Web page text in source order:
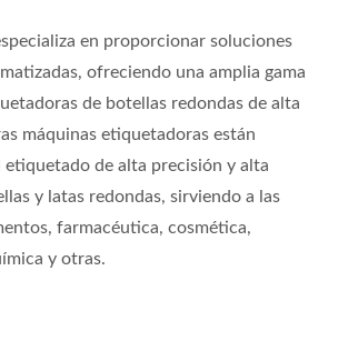
en proporcionar soluciones
ofreciendo una amplia gama
de botellas redondas de alta
máquinas etiquetadoras están
etiquetado de alta precisión y alta
y latas redondas, sirviendo a las
farmacéutica, cosmética,
y otras.